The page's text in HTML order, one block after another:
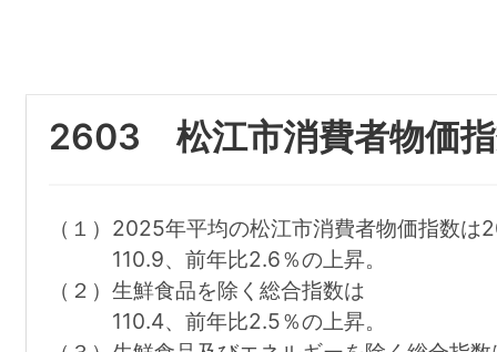
2603 松江市消費者物価
（１）2025年平均の松江市消費者物価指数
110.9、前年比2.6％の上昇。
（２）生鮮食品を除く総合指数は
110.4、前年比2.5％の上昇。